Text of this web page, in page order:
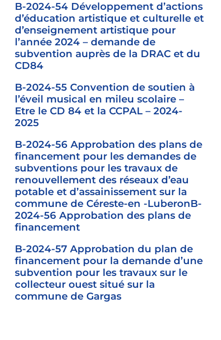
B-2024-54 Développement d’actions
d’éducation artistique et culturelle et
d’enseignement artistique pour
l’année 2024 – demande de
subvention auprès de la DRAC et du
CD84
B-2024-55 Convention de soutien à
l’éveil musical en mileu scolaire –
Etre le CD 84 et la CCPAL – 2024-
2025
B-2024-56 Approbation des plans de
financement pour les demandes de
subventions pour les travaux de
renouvellement des réseaux d’eau
potable et d’assainissement sur la
commune de Céreste-en -LuberonB-
2024-56 Approbation des plans de
financement
B-2024-57 Approbation du plan de
financement pour la demande d’une
subvention pour les travaux sur le
collecteur ouest situé sur la
commune de Gargas